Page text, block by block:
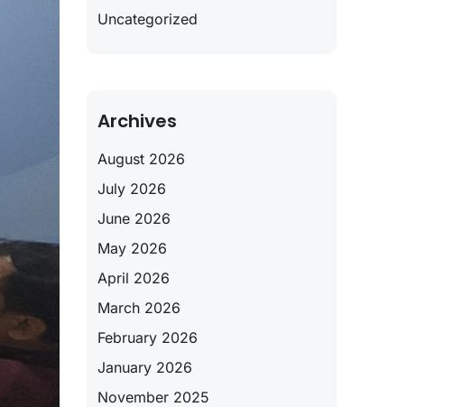
Uncategorized
Archives
August 2026
July 2026
June 2026
May 2026
April 2026
March 2026
February 2026
January 2026
November 2025